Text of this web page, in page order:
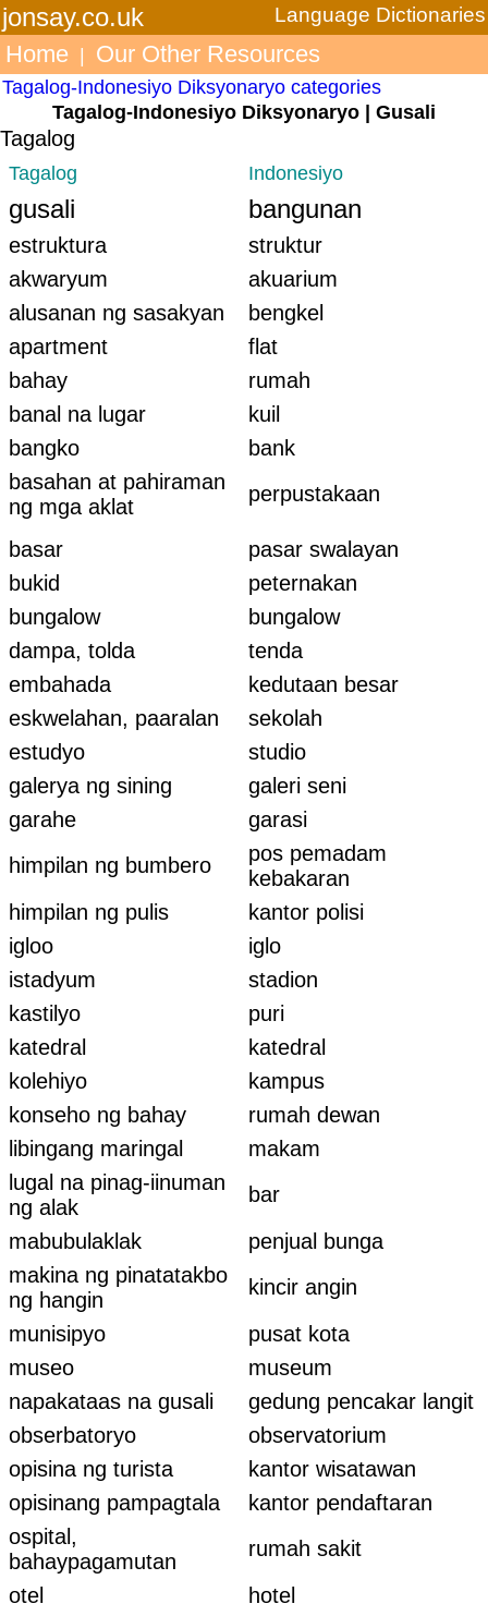
jonsay.co.uk Language Dictionaries
Home Our Other Resources
Tagalog-Indonesiyo Diksyonaryo categories
Tagalog-Indonesiyo Diksyonaryo | Gusali
Tagalog
Tagalog Indonesiyo
gusali bangunan
estruktura
struktur
akwaryum
akuarium
alusanan ng sasakyan
bengkel
apartment
flat
bahay
rumah
banal na lugar
kuil
bangko
bank
basahan at pahiraman
ng mga aklat
perpustakaan
basar
pasar swalayan
bukid
peternakan
bungalow
bungalow
dampa, tolda
tenda
embahada
kedutaan besar
eskwelahan, paaralan
sekolah
estudyo
studio
galerya ng sining
galeri seni
garahe
garasi
himpilan ng bumbero
pos pemadam
kebakaran
himpilan ng pulis
kantor polisi
igloo
iglo
istadyum
stadion
kastilyo
puri
katedral
katedral
kolehiyo
kampus
konseho ng bahay
rumah dewan
libingang maringal
makam
lugal na pinag-iinuman
ng alak
bar
mabubulaklak
penjual bunga
makina ng pinatatakbo
ng hangin
kincir angin
munisipyo
pusat kota
museo
museum
napakataas na gusali
gedung pencakar langit
obserbatoryo
observatorium
opisina ng turista
kantor wisatawan
opisinang pampagtala
kantor pendaftaran
ospital,
bahaypagamutan
rumah sakit
otel
hotel